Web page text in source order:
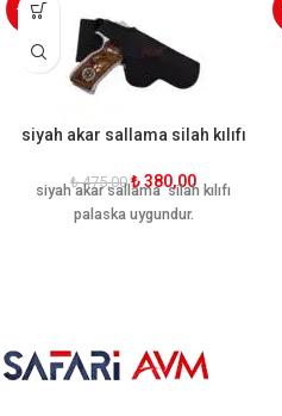
-20%
siyah akar sallama silah kılıfı
₺475,00 ₺380,00
siyah akar sallama silah kılıfı
palaska uygundur.